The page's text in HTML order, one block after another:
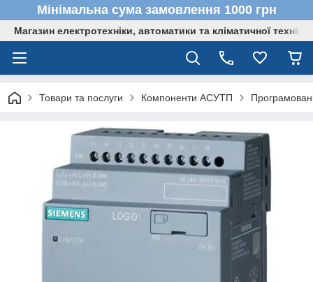
Мінімальна сума замовлення 1000 грн
Магазин електротехніки, автоматики та кліматичної техніки
Товари та послуги Компоненти АСУТП